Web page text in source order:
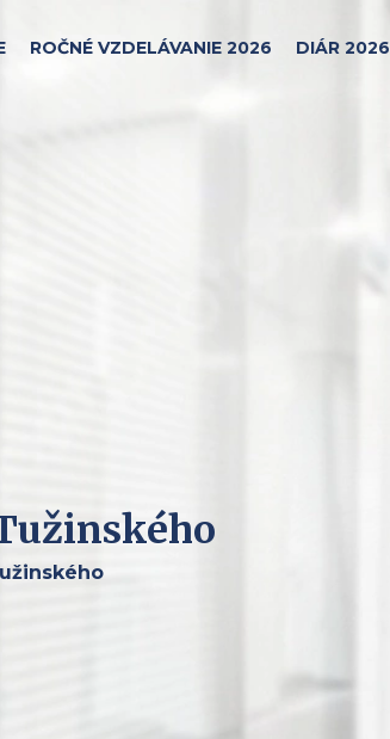
ROČNÉ VZDELÁVANIE 2026 DIÁR 2026